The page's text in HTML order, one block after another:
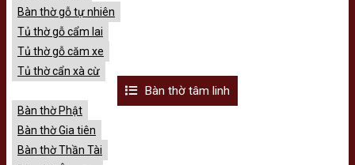
Bàn thờ gỗ tự nhiên
Tủ thờ gỗ cẩm lai
Tủ thờ gỗ căm xe
Tủ thờ cẩn xà cừ
Bàn thờ tâm linh
Bàn thờ Phật
Bàn thờ Gia tiên
Bàn thờ Thần Tài